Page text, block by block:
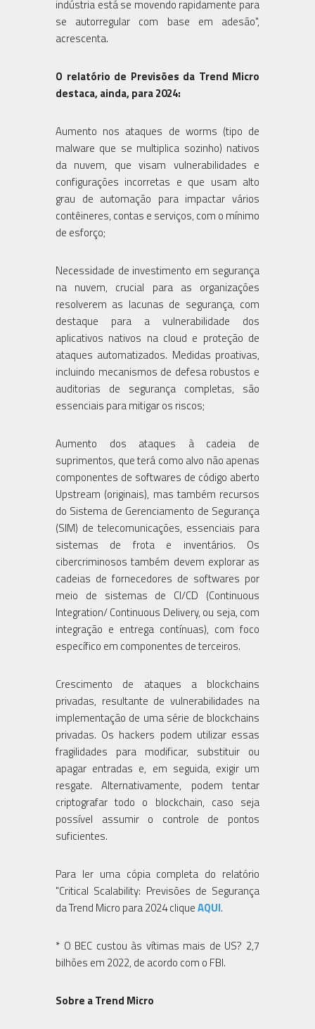
indústria está se movendo rapidamente para
se autorregular com base em adesão",
acrescenta.
O relatório de Previsões da Trend Micro
destaca, ainda, para 2024:
Aumento nos ataques de worms (tipo de
malware que se multiplica sozinho) nativos
da nuvem, que visam vulnerabilidades e
configurações incorretas e que usam alto
grau de automação para impactar vários
contêineres, contas e serviços, com o mínimo
de esforço;
Necessidade de investimento em segurança
na nuvem, crucial para as organizações
resolverem as lacunas de segurança, com
destaque para a vulnerabilidade dos
aplicativos nativos na cloud e proteção de
ataques automatizados. Medidas proativas,
incluindo mecanismos de defesa robustos e
auditorias de segurança completas, são
essenciais para mitigar os riscos;
Aumento dos ataques à cadeia de
suprimentos, que terá como alvo não apenas
componentes de softwares de código aberto
Upstream (originais), mas também recursos
do Sistema de Gerenciamento de Segurança
(SIM) de telecomunicações, essenciais para
sistemas de frota e inventários. Os
cibercriminosos também devem explorar as
cadeias de fornecedores de softwares por
meio de sistemas de CI/CD (Continuous
Integration/ Continuous Delivery, ou seja, com
integração e entrega contínuas), com foco
específico em componentes de terceiros.
Crescimento de ataques a blockchains
privadas, resultante de vulnerabilidades na
implementação de uma série de blockchains
privadas. Os hackers podem utilizar essas
fragilidades para modificar, substituir ou
apagar entradas e, em seguida, exigir um
resgate. Alternativamente, podem tentar
criptografar todo o blockchain, caso seja
possível assumir o controle de pontos
suficientes.
Para ler uma cópia completa do relatório
"Critical Scalability: Previsões de Segurança
da Trend Micro para 2024 cliqueAQUI.
* O BEC custou às vítimas mais de US? 2,7
bilhões em 2022, de acordo com o FBI.
Sobre a Trend Micro